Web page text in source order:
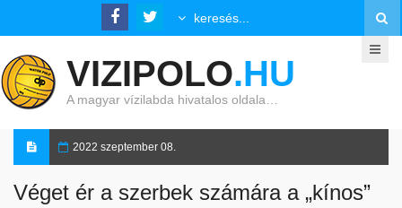
VIZIPOLO.HU
A magyar vízilabda hivatalos oldala…
2022 szeptember 08.
Véget ér a szerbek számára a „kínos”